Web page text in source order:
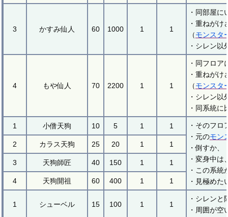
3 かすみ仙人 60 1000 1 1
・同部屋
・重ねが
（モンスタ
・シレン
4 もや仙人 70 2200 1 1
・同フロ
・重ねが
（モンスタ
・シレン
・同系統に
1 小僧天狗 10 5 1 1
・そのフ
・元のモン
・倒すか
・変身中
・この系
・見極めた
2 カラス天狗 25 20 1 1
3 天狗師匠 40 150 1 1
4 天狗開祖 60 400 1 1
1 シューベル 15 100 1 1
・シレン
・周囲が